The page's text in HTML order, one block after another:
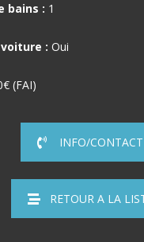
bains : 1
: Oui
(FAI)
INFO/CONTACT
RETOUR A LA